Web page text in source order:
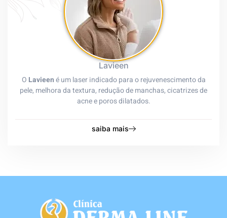
Lavieen
O Lavieené um laser indicado para o rejuvenescimento da
pele, melhora da textura, redução de manchas, cicatrizes de
acne e poros dilatados.
saiba mais